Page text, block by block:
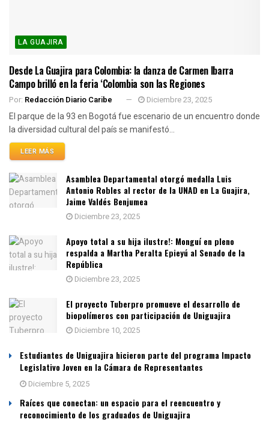
LA GUAJIRA
Desde La Guajira para Colombia: la danza de Carmen Ibarra
Campo brilló en la feria ‘Colombia son las Regiones
Por: Redacción Diario Caribe Diciembre 23, 2025
El parque de la 93 en Bogotá fue escenario de un encuentro donde
la diversidad cultural del país se manifestó...
LEER MÁS
Asamblea Departamental otorgó medalla Luis
Antonio Robles al rector de la UNAD en La Guajira,
Jaime Valdés Benjumea
Diciembre 23, 2025
Apoyo total a su hija ilustre!: Monguí en pleno
respalda a Martha Peralta Epieyú al Senado de la
República
Diciembre 23, 2025
El proyecto Tuberpro promueve el desarrollo de
biopolímeros con participación de Uniguajira
Diciembre 10, 2025
Estudiantes de Uniguajira hicieron parte del programa Impacto
Legislativo Joven en la Cámara de Representantes
Diciembre 5, 2025
Raíces que conectan: un espacio para el reencuentro y
reconocimiento de los graduados de Uniguajira